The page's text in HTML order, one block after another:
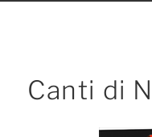
Pubblicato
il
Canti di